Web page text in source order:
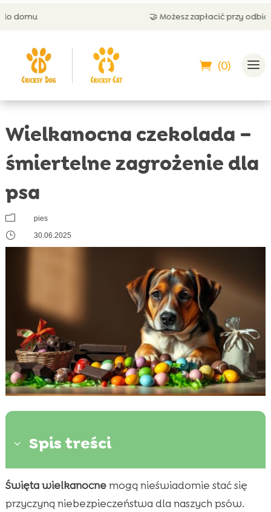
🤝 Możesz zapłacić przy odbiorze
(0)
Wielkanocna czekolada –
śmiertelne zagrożenie dla
psa
m pies
} 30.06.2025
3 Spis treści
 Dlaczego czekolada jest niebezpieczna dla
psów?
Święta wielkanocnemogą nieświadomie stać się
przyczyną niebezpieczeństwa dla naszych psów.